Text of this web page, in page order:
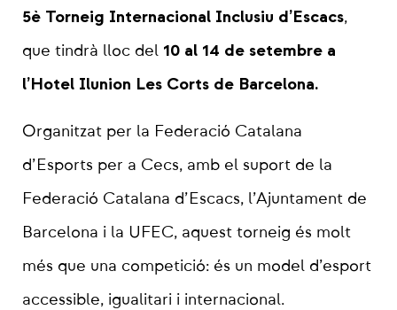
5è Torneig Internacional Inclusiu d’Escacs,
que tindrà lloc del 10 al 14 de setembre a
l’Hotel Ilunion Les Corts de Barcelona.
Organitzat per la Federació Catalana
d’Esports per a Cecs, amb el suport de la
Federació Catalana d’Escacs, l’Ajuntament de
Barcelona i la UFEC, aquest torneig és molt
més que una competició: és un model d’esport
accessible, igualitari i internacional.